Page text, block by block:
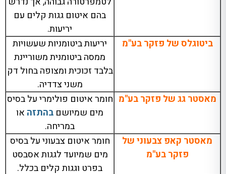
בהם איטום גגות קלים עם
יריעות.
ביטוגלס של פזקר בע"מ
יריעות ביטומניות שעשויות
ממסה ביטומנית משוריינת
בלבד זכוכית ומצופה בחול דק
משני צדדיה.
מאסטר גג של פזקר בע"מ חומר איטום פולימרי על בסיס
מים שמיושם בהתזה או
במריחה.
מאסטר קאפ צבעוני של
פזקר בע"מ
חומר איטום צבעוני על בסיס
מים שמיועד לגגות אסבסט
בפרט וגגות קלים בכלל.